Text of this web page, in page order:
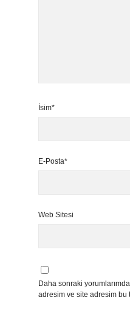
İsim*
E-Posta*
Web Sitesi
Daha sonraki
adresim ve site adresim bu